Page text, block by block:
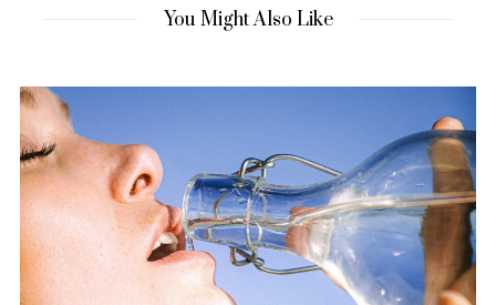
You Might Also Like